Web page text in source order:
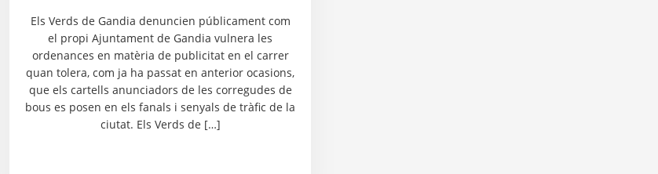
Els Verds de Gandia denuncien públicament com
el propi Ajuntament de Gandia vulnera les
ordenances en matèria de publicitat en el carrer
quan tolera, com ja ha passat en anterior ocasions,
que els cartells anunciadors de les corregudes de
bous es posen en els fanals i senyals de tràfic de la
ciutat. Els Verds de […]